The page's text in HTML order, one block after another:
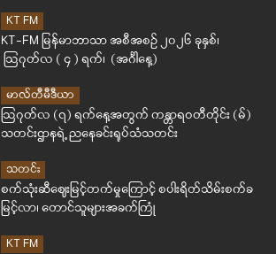
KT FM
KT-FM မြန်မာဘာသာ အစီအစဉ် ၂၀၂၆ ခုနှစ်၊
ဩဂုတ်လ ( ၄ ) ရက်၊ (အင်္ဂါနေ့)
မာလ်တီမီဒီယာ
ဩဂုတ်လ (၇) ရက်နေ့အတွက် ကန္တာရဝတီတိုင်း (မ်)
သတင်းဌာနရဲ့ ညနေခင်းရုပ်သံသတင်း
သတင်း
စက်သုံးဆီဈေးမြင့်တက်မှုကြောင့် စပါးရိတ်သိမ်းစက်ခ
မြင့်လာ၊ တောင်သူများအခက်ကြုံ
KT FM